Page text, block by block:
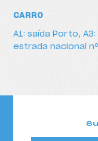
CARRO
A1: saída Porto,
estrada nacional